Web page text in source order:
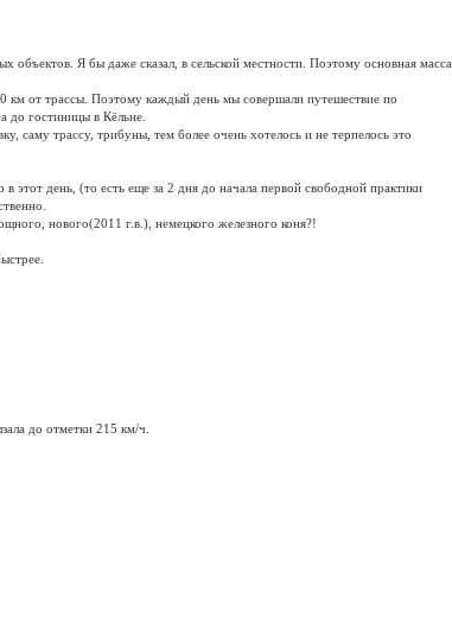
объектов. Я бы даже сказал, в сельской местности. Поэтому основная масса
км от трассы. Поэтому каждый день мы совершали путешествие по
гостиницы в Кёльне.
саму трассу, трибуны, тем более очень хотелось и не терпелось это
этот день, (то есть еще за 2 дня до начала первой свободной практики
нового(2011 г.в.), немецкого железного коня?!
до отметки 215 км/ч.